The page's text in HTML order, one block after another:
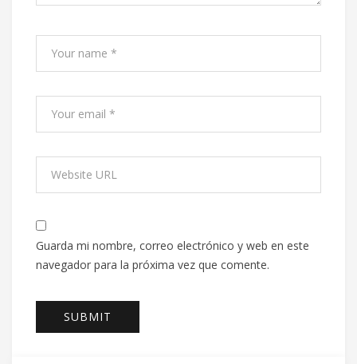
Guarda mi nombre, correo electrónico y web en este
navegador para la próxima vez que comente.